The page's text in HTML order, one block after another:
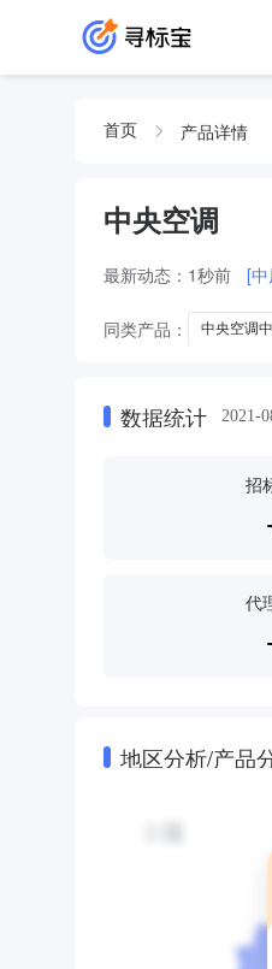
首页 产品详情
中央空调
最新动态： 1秒前 [
同类产品： 中央空调
数据统计 2021-
招
代
地区分析/产品